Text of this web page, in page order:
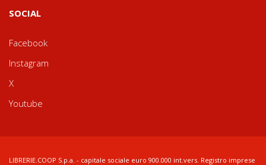
SOCIAL
Facebook
Instagram
X
Youtube
LIBRERIE.COOP S.p.a. - capitale sociale euro 900.000 int.vers. Registro imprese